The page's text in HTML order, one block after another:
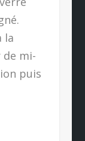
la
mi-
puis